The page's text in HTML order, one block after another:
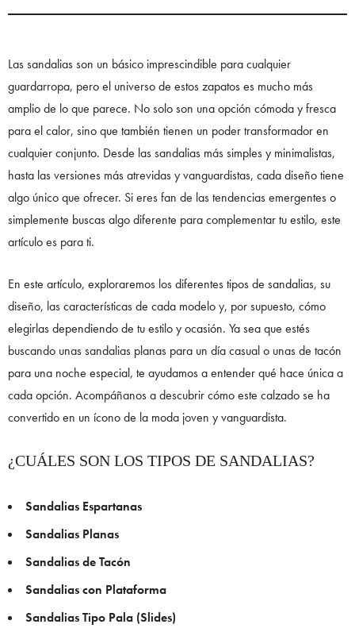
Las sandalias son un básico imprescindible para cualquier
guardarropa, pero el universo de estos zapatos es mucho más
amplio de lo que parece. No solo son una opción cómoda y fresca
para el calor, sino que también tienen un poder transformador en
cualquier conjunto. Desde las sandalias más simples y minimalistas,
hasta las versiones más atrevidas y vanguardistas, cada diseño tiene
algo único que ofrecer. Si eres fan de las tendencias emergentes o
simplemente buscas algo diferente para complementar tu estilo, este
artículo es para ti.
En este artículo, exploraremos los diferentes tipos de sandalias, su
diseño, las características de cada modelo y, por supuesto, cómo
elegirlas dependiendo de tu estilo y ocasión. Ya sea que estés
buscando unas sandalias planas para un día casual o unas de tacón
para una noche especial, te ayudamos a entender qué hace única a
cada opción. Acompáñanos a descubrir cómo este calzado se ha
convertido en un ícono de la moda joven y vanguardista.
¿CUÁLES SON LOS TIPOS DE SANDALIAS?
Sandalias Espartanas
Sandalias Planas
Sandalias de Tacón
Sandalias con Plataforma
Sandalias Tipo Pala (Slides)